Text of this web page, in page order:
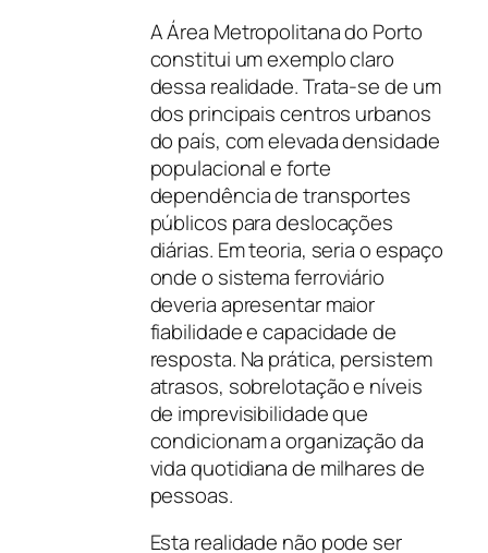
A Área Metropolitana do Porto
constitui um exemplo claro
dessa realidade. Trata-se de um
dos principais centros urbanos
do país, com elevada densidade
populacional e forte
dependência de transportes
públicos para deslocações
diárias. Em teoria, seria o espaço
onde o sistema ferroviário
deveria apresentar maior
fiabilidade e capacidade de
resposta. Na prática, persistem
atrasos, sobrelotação e níveis
de imprevisibilidade que
condicionam a organização da
vida quotidiana de milhares de
pessoas.
Esta realidade não pode ser